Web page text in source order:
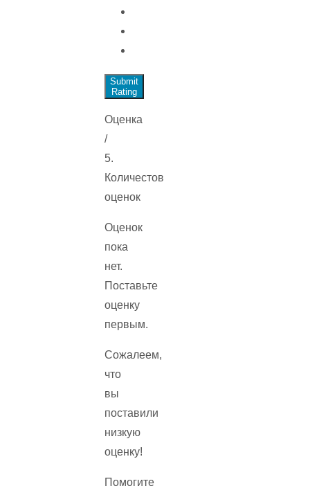
Submit
Rating
Оценка
/
5.
Количестов
оценок
Оценок
пока
нет.
Поставьте
оценку
первым.
Сожалеем,
что
вы
поставили
низкую
оценку!
Помогите